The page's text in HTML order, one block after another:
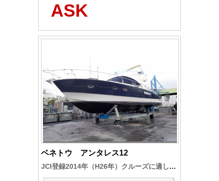
ASK
ベネトウ アンタレス12
JCI登録2014年（H26年）クルーズに適した欧州の高級クルーザー。定期的整備を実施、航海計器類（FURUNO/NAVnet)新設、バウ・スタンスラスター装備、エンジンアワー/610時間余）、他・装備充実